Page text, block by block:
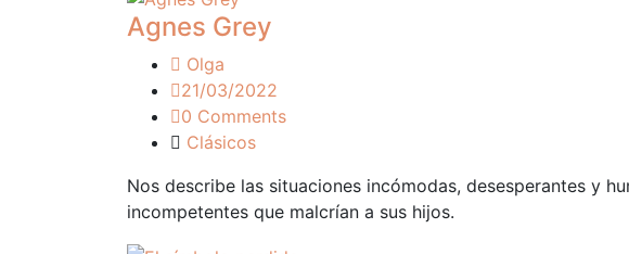
Agnes Grey
Olga
21/03/2022
0 Comments
Clásicos
Nos describe las situaciones incómodas, desesperantes y
incompetentes que malcrían a sus hijos.